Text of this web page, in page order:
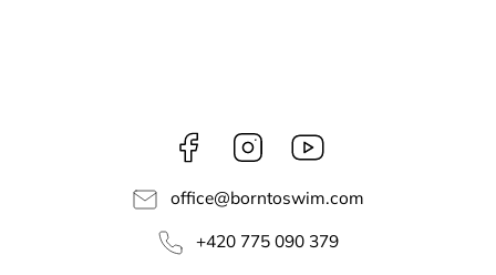
Facebook Instagram
office@borntoswim.com
+420 775 090 379